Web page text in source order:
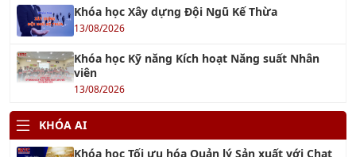
TƯ VẤN SA 8000
03/10/2016
OHSAS 18001 : 2007
19/09/2018
01/10/2016